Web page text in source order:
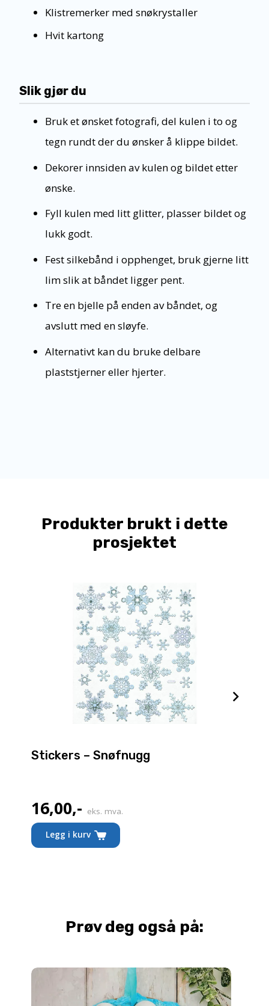
Klistremerker med snøkrystaller
Hvit kartong
Slik gjør du
Bruk et ønsket fotografi, del kulen i to og
tegn rundt der du ønsker å klippe bildet.
Dekorer innsiden av kulen og bildet etter
ønske.
Fyll kulen med litt glitter, plasser bildet og
lukk godt.
Fest silkebånd i opphenget, bruk gjerne litt
lim slik at båndet ligger pent.
Tre en bjelle på enden av båndet, og
avslutt med en sløyfe.
Alternativt kan du bruke delbare
plaststjerner eller hjerter.
Produkter brukt i dette
prosjektet
Stickers – Snøfnugg
16,00,- eks. mva.
Legg i kurv
Prøv deg også på: